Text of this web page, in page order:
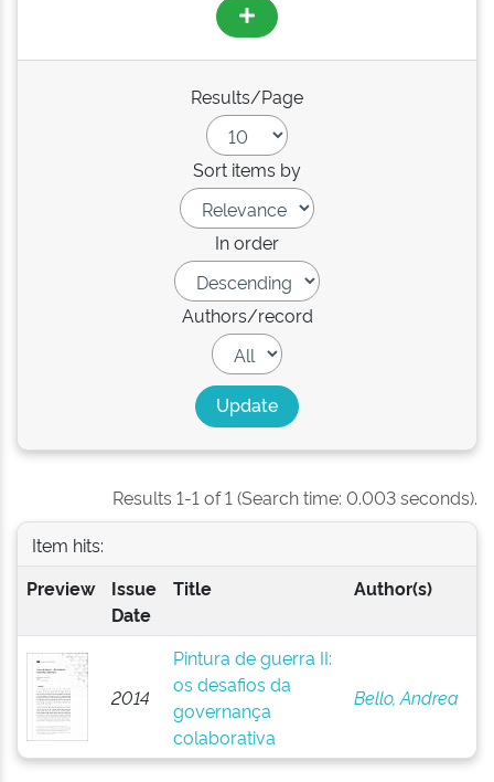
Results/Page
Sort items by
In order
Authors/record
Results 1-1 of 1 (Search time: 0.003 seconds).
Item hits:
Preview
Issue
Date
Title Author(s)
2014
Pintura de guerra II:
os desafios da
governança
colaborativa
Bello, Andrea